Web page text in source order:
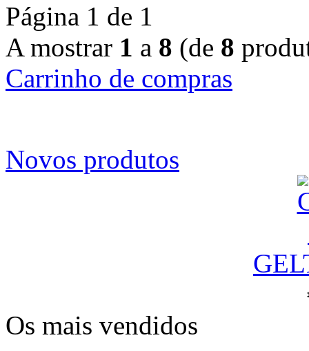
Página 1 de 1
A mostrar 1 a 8 (de 8
Carrinho de compras
Novos produtos
Os mais vendidos